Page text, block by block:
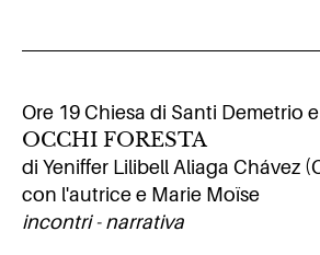
Ore 19 Chiesa di Santi Demetrio
OCCHI FORESTA
di Yeniffer Lilibell Aliaga Chávez
con l'autrice e Marie Moïse
incontri - narrativa